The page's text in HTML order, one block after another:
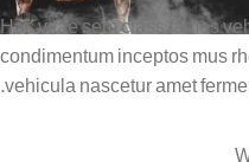
Hac vitae sem class fames
condimentum inceptos mus
vehicula nascetur amet